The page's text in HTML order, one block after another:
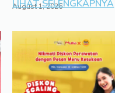
August 1, 2026
LIHAT SELENGKAPNYA